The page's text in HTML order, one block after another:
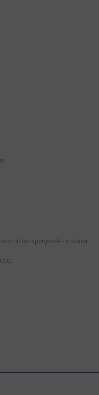
hvis du har spørgsmål - vi sidder